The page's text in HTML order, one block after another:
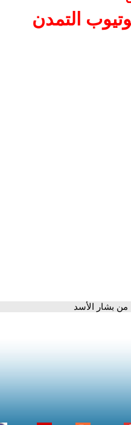
التمدن
بشار الأسد